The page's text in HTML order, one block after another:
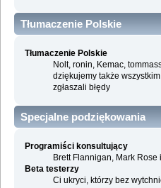
Tłumaczenie Polskie
Tłumaczenie Polskie
Nolt, ronin, Kemac,
dziękujemy także
zgłaszali błędy
Specjalne podziękowania
Programiści konsultujący
Brett Flannigan, Mark
Beta testerzy
Ci ukryci, którzy bez